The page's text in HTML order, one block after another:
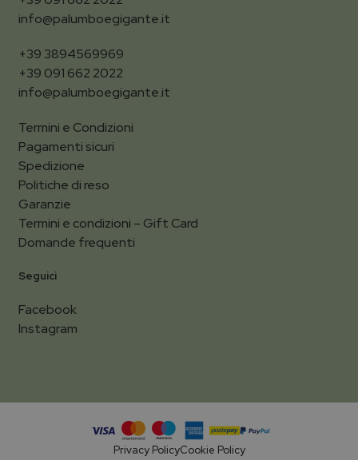
info@palumboegigante.it
+39 3894569969
+39 091 662 2022
info@palumboegigante.it
Termini e Condizioni
Pagamenti sicuri
Spedizione
Politiche di reso
Garanzie
Termini e condizioni – Gift Card
Domande frequenti
Seguici
Facebook
Instagram
Privacy PolicyCookie Policy